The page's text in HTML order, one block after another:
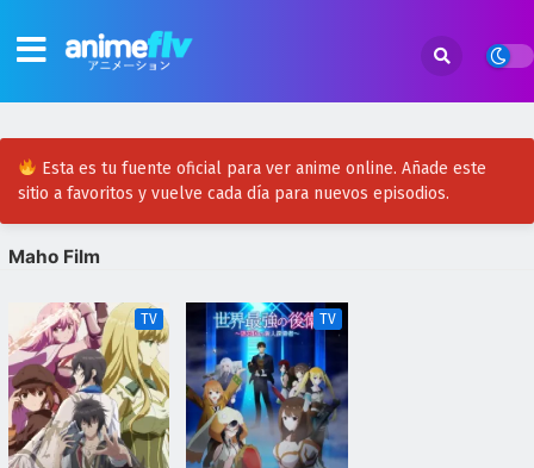
Esta es tu fuente oficial para ver anime online. Añade este
sitio a favoritos y vuelve cada día para nuevos episodios.
Maho Film
TV TV